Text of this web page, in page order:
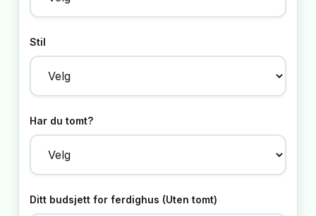
Stil
Har du tomt?
Ditt budsjett for ferdighus (Uten tomt)